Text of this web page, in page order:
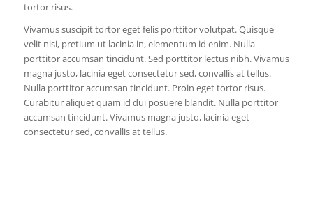
tortor risus.
Vivamus suscipit tortor eget felis porttitor volutpat. Quisque
velit nisi, pretium ut lacinia in, elementum id enim. Nulla
porttitor accumsan tincidunt. Sed porttitor lectus nibh. Vivamus
magna justo, lacinia eget consectetur sed, convallis at tellus.
Nulla porttitor accumsan tincidunt. Proin eget tortor risus.
Curabitur aliquet quam id dui posuere blandit. Nulla porttitor
accumsan tincidunt. Vivamus magna justo, lacinia eget
consectetur sed, convallis at tellus.